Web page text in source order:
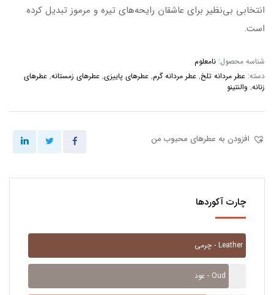
انتخابی بی‌نظیر برای عاشقان رایحه‌های تیره و مرموز تبدیل کرده
است.
شناسه محصول: نامعلوم
دسته: عطر مردانه تلخ, عطر مردانه گرم, عطرهای پاییزی, عطرهای زمستانه, عطرهای
زنانه, والنتینو
افزودن به عطرهای محبوب من
چارت آکوردها
چرمی - Leather
عود - Oud